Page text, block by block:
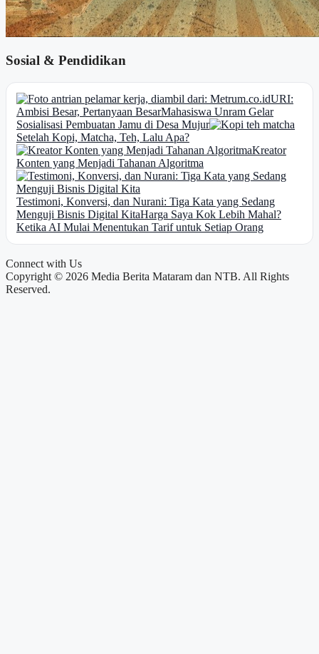
Sosial & Pendidikan
URI:
Ambisi Besar, Pertanyaan BesarMahasiswa Unram Gelar
Sosialisasi Pembuatan Jamu di Desa Mujur
Setelah Kopi, Matcha, Teh, Lalu Apa?
Kreator
Konten yang Menjadi Tahanan Algoritma
Testimoni, Konversi, dan Nurani: Tiga Kata yang Sedang
Menguji Bisnis Digital KitaHarga Saya Kok Lebih Mahal?
Ketika AI Mulai Menentukan Tarif untuk Setiap Orang
Connect with Us
Copyright © 2026 Media Berita Mataram dan NTB. All Rights
Reserved.